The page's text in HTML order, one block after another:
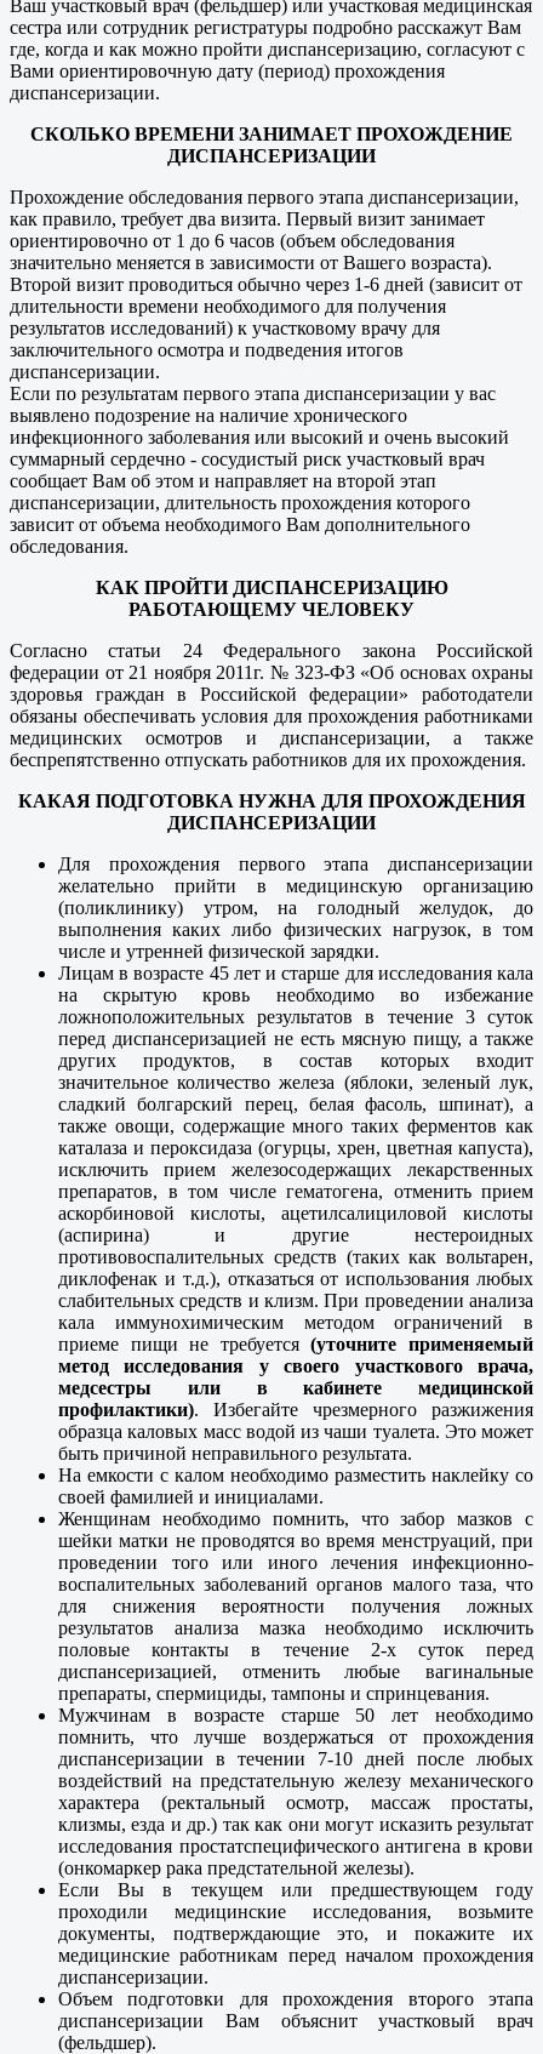
Ваш участковый врач (фельдшер) или участковая медицинская
сестра или сотрудник регистратуры подробно расскажут Вам
где, когда и как можно пройти диспансеризацию, согласуют с
Вами ориентировочную дату (период) прохождения
диспансеризации.
СКОЛЬКО ВРЕМЕНИ ЗАНИМАЕТ ПРОХОЖДЕНИЕ
ДИСПАНСЕРИЗАЦИИ
Прохождение обследования первого этапа диспансеризации,
как правило, требует два визита. Первый визит занимает
ориентировочно от 1 до 6 часов (объем обследования
значительно меняется в зависимости от Вашего возраста).
Второй визит проводиться обычно через 1-6 дней (зависит от
длительности времени необходимого для получения
результатов исследований) к участковому врачу для
заключительного осмотра и подведения итогов
диспансеризации.
Если по результатам первого этапа диспансеризации у вас
выявлено подозрение на наличие хронического
инфекционного заболевания или высокий и очень высокий
суммарный сердечно - сосудистый риск участковый врач
сообщает Вам об этом и направляет на второй этап
диспансеризации, длительность прохождения которого
зависит от объема необходимого Вам дополнительного
обследования.
КАК ПРОЙТИ ДИСПАНСЕРИЗАЦИЮ
РАБОТАЮЩЕМУ ЧЕЛОВЕКУ
Согласно статьи 24 Федерального закона Российской
федерации от 21 ноября 2011г. № 323-ФЗ «Об основах охраны
здоровья граждан в Российской федерации» работодатели
обязаны обеспечивать условия для прохождения работниками
медицинских осмотров и диспансеризации, а также
беспрепятственно отпускать работников для их прохождения.
КАКАЯ ПОДГОТОВКА НУЖНА ДЛЯ ПРОХОЖДЕНИЯ
ДИСПАНСЕРИЗАЦИИ
Для прохождения первого этапа диспансеризации
желательно прийти в медицинскую организацию
(поликлинику) утром, на голодный желудок, до
выполнения каких либо физических нагрузок, в том
числе и утренней физической зарядки.
Лицам в возрасте 45 лет и старше для исследования кала
на скрытую кровь необходимо во избежание
ложноположительных результатов в течение 3 суток
перед диспансеризацией не есть мясную пищу, а также
других продуктов, в состав которых входит
значительное количество железа (яблоки, зеленый лук,
сладкий болгарский перец, белая фасоль, шпинат), а
также овощи, содержащие много таких ферментов как
каталаза и пероксидаза (огурцы, хрен, цветная капуста),
исключить прием железосодержащих лекарственных
препаратов, в том числе гематогена, отменить прием
аскорбиновой кислоты, ацетилсалициловой кислоты
(аспирина) и другие нестероидных
противовоспалительных средств (таких как вольтарен,
диклофенак и т.д.), отказаться от использования любых
слабительных средств и клизм. При проведении анализа
кала иммунохимическим методом ограничений в
приеме пищи не требуется(уточните применяемый
метод исследования у своего участкового врача,
медсестры или в кабинете медицинской
профилактики). Избегайте чрезмерного разжижения
образца каловых масс водой из чаши туалета. Это может
быть причиной неправильного результата.
На емкости с калом необходимо разместить наклейку со
своей фамилией и инициалами.
Женщинам необходимо помнить, что забор мазков с
шейки матки не проводятся во время менструаций, при
проведении того или иного лечения инфекционно-
воспалительных заболеваний органов малого таза, что
для снижения вероятности получения ложных
результатов анализа мазка необходимо исключить
половые контакты в течение 2-х суток перед
диспансеризацией, отменить любые вагинальные
препараты, спермициды, тампоны и спринцевания.
Мужчинам в возрасте старше 50 лет необходимо
помнить, что лучше воздержаться от прохождения
диспансеризации в течении 7-10 дней после любых
воздействий на предстательную железу механического
характера (ректальный осмотр, массаж простаты,
клизмы, езда и др.) так как они могут исказить результат
исследования простатспецифического антигена в крови
(онкомаркер рака предстательной железы).
Если Вы в текущем или предшествующем году
проходили медицинские исследования, возьмите
документы, подтверждающие это, и покажите их
медицинские работникам перед началом прохождения
диспансеризации.
Объем подготовки для прохождения второго этапа
диспансеризации Вам объяснит участковый врач
(фельдшер).